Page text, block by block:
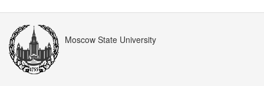
Moscow State University